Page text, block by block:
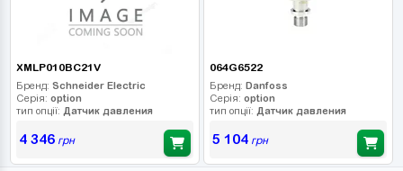
XMLP010BC21V
Бренд: Schneider Electric
Серія: option
тип опції: Датчик давления
4 346грн
064G6522
Бренд: Danfoss
Серія: option
тип опції: Датчик давления
5 104грн